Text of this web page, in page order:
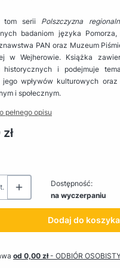
tom serii Polszczyzna
badaniom języka
PAN oraz Muzeum
w Wejherowie. Książka
historycznych i podejmuje
jego wpływów kulturowych
i społecznym.
pełnego opisu
Dostępność:
na wyczerpaniu
Dodaj do koszyka
od 0,00 zł- ODBIÓR